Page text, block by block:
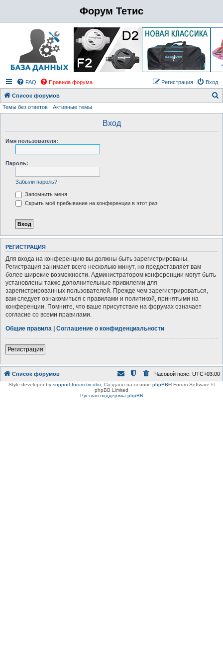
Форум Тетис
FAQ Правила форума Вход
Регистрация
Список форумов
Темы без ответов Активные темы
Вход
Имя пользователя:
Пароль:
Забыли пароль?
Запомнить меня
Скрыть моё пребывание на конференции в этот раз
РЕГИСТРАЦИЯ
Для входа на конференцию вы должны быть зарегистрированы.
Регистрация занимает всего несколько минут, но предоставляет вам
более широкие возможности. Администратором конференции могут быть
установлены также дополнительные привилегии для
зарегистрированных пользователей. Прежде чем зарегистрироваться,
вам следует ознакомиться с правилами и политикой, принятыми на
конференции. Помните, что ваше присутствие на форумах означает
согласие со всеми правилами.
Общие правила | Соглашение о конфиденциальности
Регистрация
Список форумов Часовой пояс: UTC+03:00
Style developer by support forum tricolor, Создано на основе phpBB® Forum Software ©
phpBB Limited
Русская поддержка phpBB